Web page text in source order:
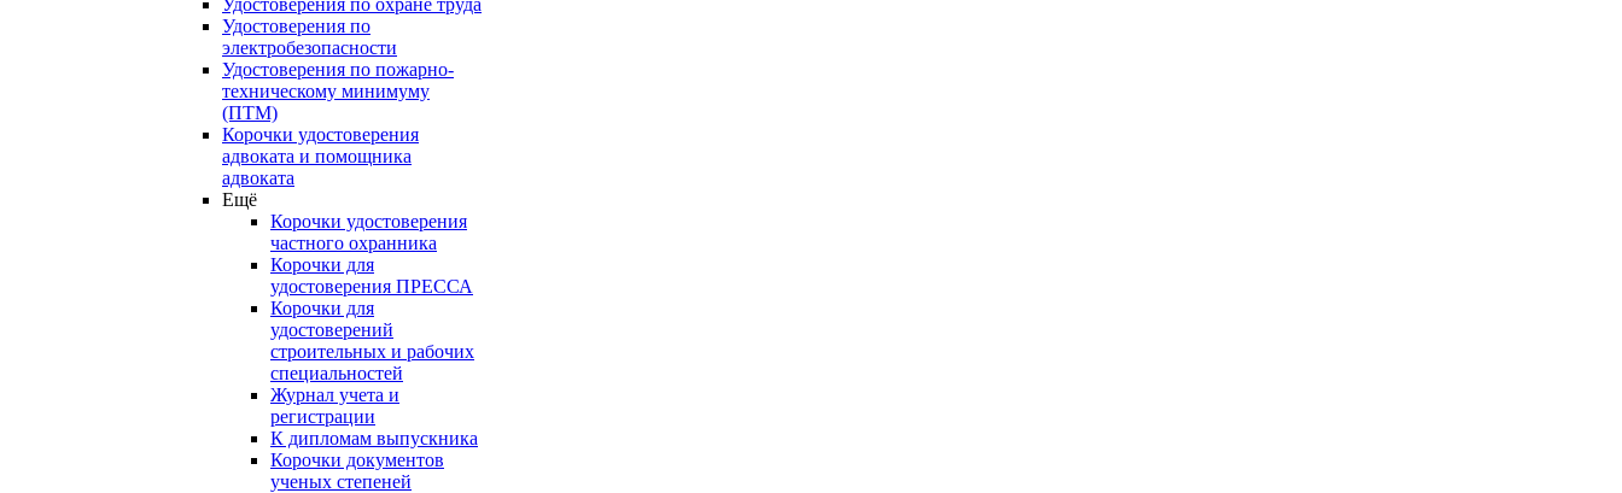
Удостоверения по
электробезопасности
Удостоверения по пожарно-
техническому минимуму
(ПТМ)
Корочки удостоверения
адвоката и помощника
адвоката
Ещё
Корочки удостоверения
частного охранника
Корочки для
удостоверения ПРЕССА
Корочки для
удостоверений
строительных и рабочих
специальностей
Журнал учета и
регистрации
К дипломам выпускника
Корочки документов
ученых степеней